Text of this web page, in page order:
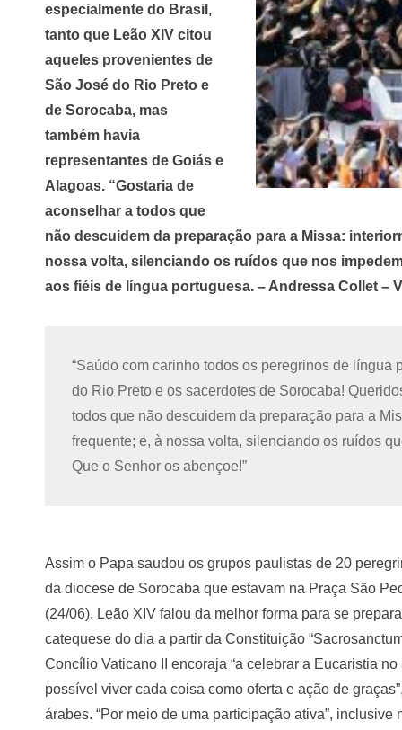
especialmente do Brasil,
tanto que Leão XIV citou
aqueles provenientes de
São José do Rio Preto e
de Sorocaba, mas
também havia
representantes de Goiás e
Alagoas. “Gostaria de
aconselhar a todos que
não descuidem da preparação para a Missa:
nossa volta, silenciando os ruídos que nos
aos fiéis de língua portuguesa. – Andressa Collet –
“Saúdo com carinho todos os peregrinos de
do Rio Preto e os sacerdotes de Sorocaba!
todos que não descuidem da preparação para a
frequente; e, à nossa volta, silenciando os ruídos
Que o Senhor os abençoe!”
Assim o Papa saudou os grupos paulistas de 20
da diocese de Sorocaba que estavam na Praça São
(24/06). Leão XIV falou da melhor forma para se
catequese do dia a partir da Constituição
Concílio Vaticano II encoraja “a celebrar a Eucaristia
possível viver cada coisa como oferta e ação de
árabes. “Por meio de uma participação ativa”,